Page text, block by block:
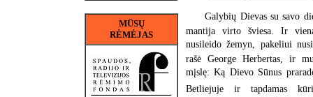
MŪSŲ
RĖMĖJAS
Galybių Dievas su savo
mantija virto šviesa. Ir
nusileido žemyn, pakeliui
rašė George Herbertas, ir
mįslę: Ką Dievo Sūnus
Betliejuje ir tapdamas